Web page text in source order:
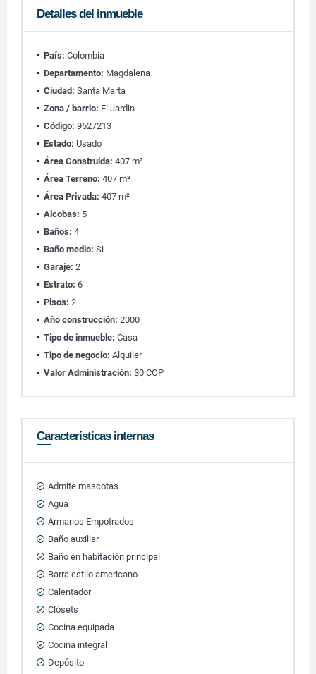
Detalles del inmueble
País: Colombia
Departamento: Magdalena
Ciudad: Santa Marta
Zona / barrio: El Jardin
Código: 9627213
Estado: Usado
Área Construida: 407 m²
Área Terreno: 407 m²
Área Privada: 407 m²
Alcobas: 5
Baños: 4
Baño medio: Si
Garaje: 2
Estrato: 6
Pisos: 2
Año construcción: 2000
Tipo de inmueble: Casa
Tipo de negocio: Alquiler
Valor Administración: $0 COP
Características internas
Admite mascotas
Agua
Armarios Empotrados
Baño auxiliar
Baño en habitación principal
Barra estilo americano
Calentador
Clósets
Cocina equipada
Cocina integral
Depósito